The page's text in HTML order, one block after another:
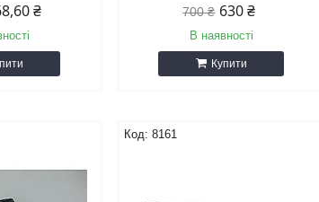
₴
700 ₴ 630 ₴
В наявності
Купити
8161